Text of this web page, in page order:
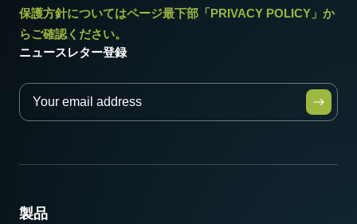
保護方針についてはページ最下部「PRIVACY POLICY」か
らご確認ください。
ニュースレター登録
製品